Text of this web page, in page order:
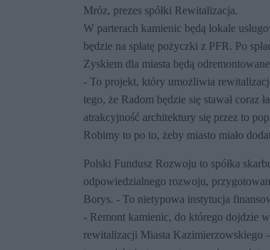
Mróz, prezes spółki Rewitalizacja.
W parterach kamienic będą lokale
będzie na spłatę pożyczki z PFR. Po
Zyskiem dla miasta będą
- To projekt, który umożliwia
tego, że Radom będzie się stawał coraz
atrakcyjność architektury się przez to
Robimy to po to, żeby miasto miało
Polski Fundusz Rozwoju to spółka
odpowiedzialnego rozwoju,
Borys. - To nietypowa instytucja
- Remont kamienic, do którego dojdzie
rewitalizacji Miasta Kazimierzowskiego